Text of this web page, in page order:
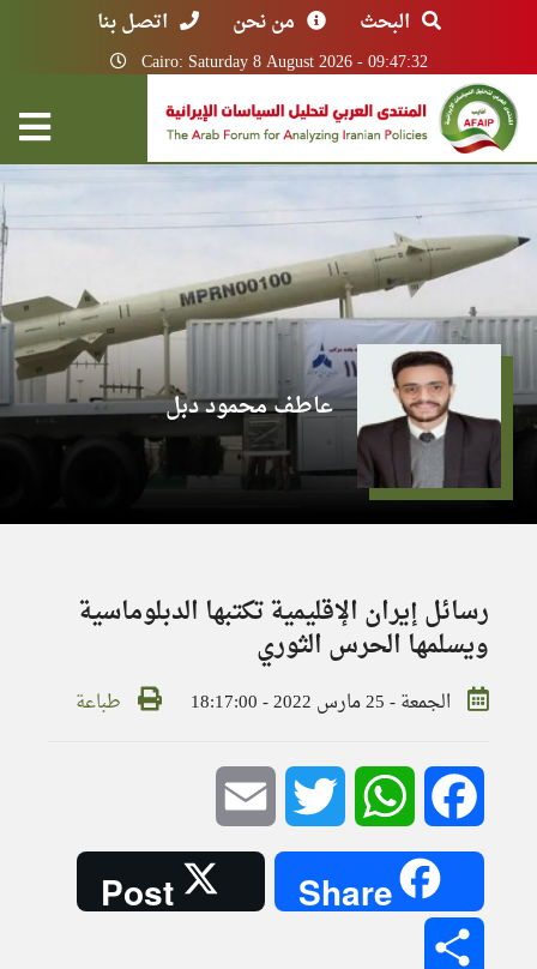
البحث من نحن اتصل بنا
Cairo: Saturday 8 August 2026 - 09:47:32
عاطف محمود دبل
رسائل إيران الإقليمية تكتبها الدبلوماسية
ويسلمها الحرس الثوري
الجمعة - 25 مارس 2022 - 18:17:00 طباعة
Facebook
WhatsApp
Twitter
Share
Post